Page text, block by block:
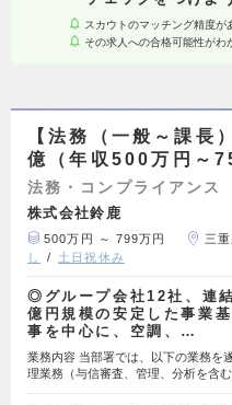
スカウトのマッチング精度が
その求人への合格可能性がわ
【法務（一般～課長
億（年収500万円～
法務・コンプライアンス
株式会社鈴鹿
500万円 ～ 799万円 三
し
土日祝休み
◎グループ会社12社、連
億円規模の安定した事業
事を中心に、空調、…
業務内容 当部署では、以下の業務を
理業務（与信審査、管理、分析を含